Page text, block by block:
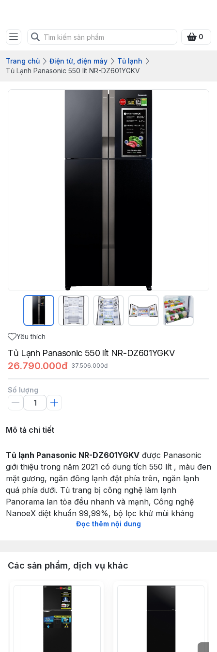
0
Trang chủ Điện tử, điện máy
Tủ lạnh
Tủ Lạnh Panasonic 550 lít NR-DZ601YGKV
Yêu thích
Tủ Lạnh Panasonic 550 lít NR-DZ601YGKV
26.790.000đ 37.506.000đ
Số lượng
Mô tả chi tiết
Tủ lạnh Panasonic NR-DZ601YGKV được Panasonic
giới thiệu trong năm 2021 có dung tích 550 lít , màu đen
mặt gương, ngăn đông lạnh đặt phía trên, ngăn lạnh
quá phía dưới. Tủ trang bị công nghệ làm lạnh
Panorama lan tỏa đều nhanh và mạnh, Công nghệ
NanoeX diệt khuẩn 99,99%, bộ lọc khử mùi kháng
khuẩn tinh thể bạc Ag Clean khử mùi hiệu quả lên đến
nén Inverter, kết hợp cảm biến Econavi giúp gia đình
bạn tiết kiệm điện năng hơn, ngăn đông mềm Frime
Fresh bảo quản nguyên vẹn dưỡng chất trong thực
phẩm mà không cần rã đông, khay nhựa cao cấp chịu
lực cao, màu đen sang trọng phù hợp với nhiều không
gian nội thất khác nhau
Tủ lạnh Panasonic Inverter
Đọc thêm nội dung
Các sản phẩm, dịch vụ khác